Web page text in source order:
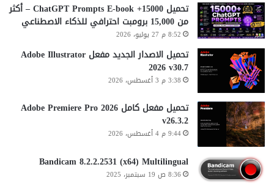
تحميل 15000+ ChatGPT Prompts E-book – أكثر
من 15,000 برومبت احترافي للذكاء الاصطناعي
8:52 م 27 يوليو، 2026
تحميل الاصدار الجديد مفعل Adobe Illustrator
2026 v30.7
3:38 م 3 أغسطس، 2026
تحميل مفعل كامل Adobe Premiere Pro 2026
v26.3.2
9:44 م 4 أغسطس، 2026
Bandicam 8.2.2.2531 (x64) Multilingual
8:36 ص 19 سبتمبر، 2025